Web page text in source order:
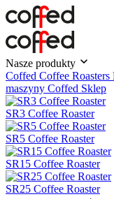
Nasze produkty
Coffed Coffee Roasters
maszyny Coffed Sklep
SR3 Coffee Roaster
SR5 Coffee Roaster
SR15 Coffee Roaster
SR25 Coffee Roaster